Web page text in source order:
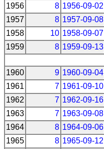
1956
8 1956-09-02
1957
8 1957-09-08
1958
10 1958-09-07
1959
8 1959-09-13
1960 9 1960-09-04
1961
7 1961-09-10
1962
7 1962-09-16
1963
7 1963-09-08
1964
8 1964-09-06
1965
8 1965-09-12